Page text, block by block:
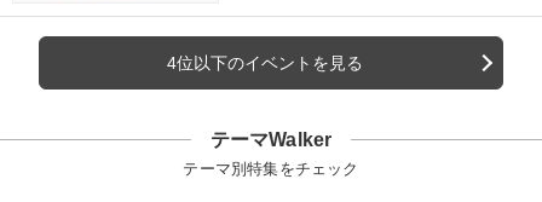
4位以下のイベントを見る
テーマWalker
テーマ別特集をチェック